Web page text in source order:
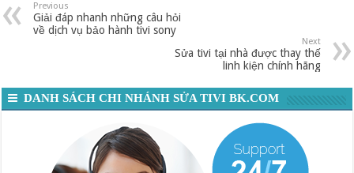
Previous
Giải đáp nhanh những câu hỏi
về dịch vụ bảo hành tivi sony
Next
Sửa tivi tại nhà được thay thế
linh kiện chính hãng
DANH SÁCH CHI NHÁNH SỬA TIVI BK.COM